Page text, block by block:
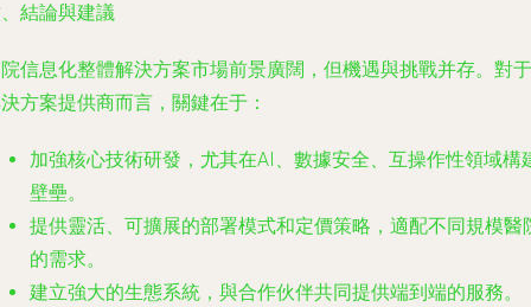
結論與建議
信息化整體解決方案市場前景廣闊，但機遇與挑戰并存。對于
方案提供商而言，關鍵在于：
加強核心技術研發，尤其在AI、數據安全、互操作性領域構
壁壘。
提供靈活、可擴展的部署模式和定價策略，適配不同規模醫
的需求。
建立強大的生態系統，與合作伙伴共同提供端到端的服務。